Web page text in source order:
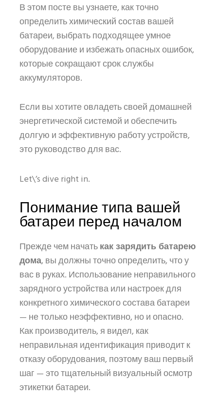
В этом посте вы узнаете, как точно
определить химический состав вашей
батареи, выбрать подходящее умное
оборудование и избежать опасных ошибок,
которые сокращают срок службы
аккумуляторов.
Если вы хотите овладеть своей домашней
энергетической системой и обеспечить
долгую и эффективную работу устройств,
это руководство для вас.
Let\’s dive right in.
Понимание типа вашей
батареи перед началом
Прежде чем начатькак зарядить батарею
дома, вы должны точно определить, что у
вас в руках. Использование неправильного
зарядного устройства или настроек для
конкретного химического состава батареи
— не только неэффективно, но и опасно.
Как производитель, я видел, как
неправильная идентификация приводит к
отказу оборудования, поэтому ваш первый
шаг — это тщательный визуальный осмотр
этикетки батареи.